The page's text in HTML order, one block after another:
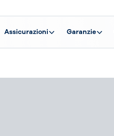
Assicurazioni Garanzie